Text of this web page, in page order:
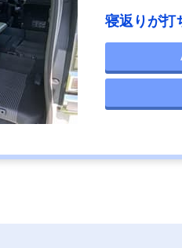
寝返りが打